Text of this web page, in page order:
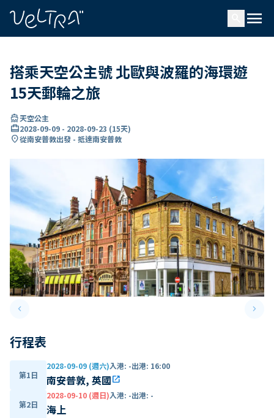
menu
搭乘天空公主號 北歐與波羅的海環遊
15天郵輪之旅
directions_boat天空公主
card_travel2028-09-09 - 2028-09-23 (15天)
location_on從南安普敦出發 - 抵達南安普敦
keyboard_arrow_leftPrevious slide keyboard_arrow_right
行程表
第1日
2028-09-09 (週六)入港: -出港: 16:00
南安普敦, 英國open_in_new
第2日
2028-09-10 (週日)入港: -出港: -
海上